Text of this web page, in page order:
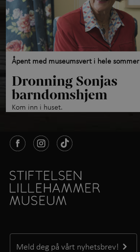
Åpent med museumsvert i hele sommer
Dronning Sonjas
barndomshjem
Kom inn i huset.
Meld deg på vårt nyhetsbrev!